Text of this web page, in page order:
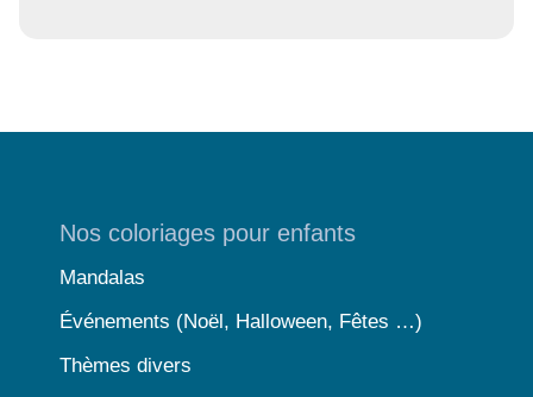
Nos coloriages pour enfants
Mandalas
Événements (Noël, Halloween, Fêtes …)
Thèmes divers